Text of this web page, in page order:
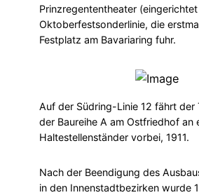
Prinzregententheater
Oktoberfestsonderlinie, die
Festplatz am Bavariaring fuhr.
Auf der Südring-Linie 12 fährt der
der Baureihe A am Ostfriedhof an
Haltestellenständer vorbei, 1911.
Nach der Beendigung des
in den Innenstadtbezirken wurde